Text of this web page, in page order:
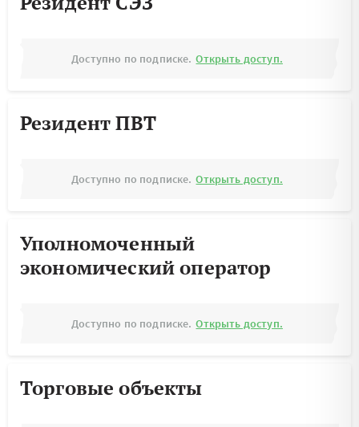
Доступно по подписке. Открыть доступ.
Резидент ПВТ
Доступно по подписке. Открыть доступ.
Уполномоченный
экономический оператор
Доступно по подписке. Открыть доступ.
Торговые объекты